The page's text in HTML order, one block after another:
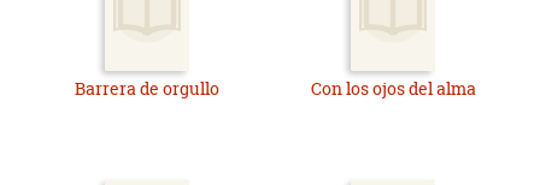
Barrera de orgullo Con los ojos del alma